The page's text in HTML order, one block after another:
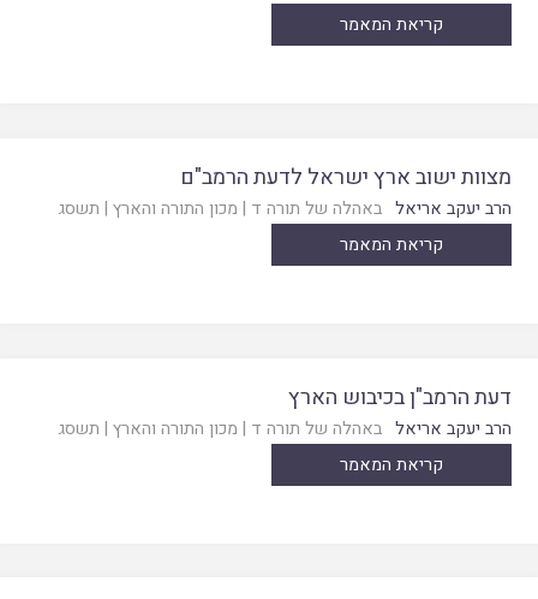
קריאת המאמר
מצוות ישוב ארץ ישראל לדעת הרמב"ם
הרב יעקב אריאל באהלה של תורה ד | מכון התורה והארץ | תשסג
קריאת המאמר
דעת הרמב"ן בכיבוש הארץ
הרב יעקב אריאל באהלה של תורה ד | מכון התורה והארץ | תשסג
קריאת המאמר